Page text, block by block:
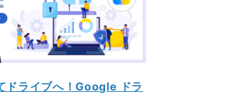
ドライブへ！Google ドラ